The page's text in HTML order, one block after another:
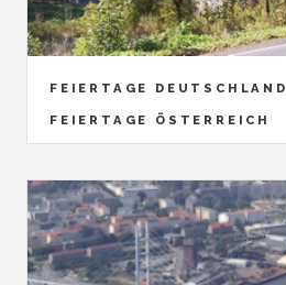
FEIERTAGE DEUTSCHLAND
FEIERTAGE ÖSTERREICH